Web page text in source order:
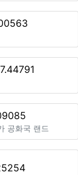
공화국 랜드